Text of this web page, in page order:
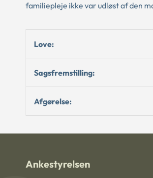
familiepleje ikke var udløst af den
Love:
Sagsfremstilling:
Afgørelse:
Ankestyrelsen